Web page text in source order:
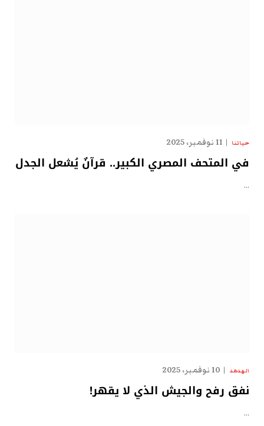
حياتنا 11 نوفمبر، 2025
في المتحف المصري الكبير.. قرآنٌ يُشعل الجدل
…
الهدهد 10 نوفمبر، 2025
نفق رفح والجيش الذي لا يقهر!
…